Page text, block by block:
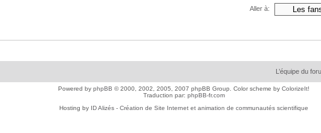
Aller à:
L’équipe du
Powered by phpBB © 2000, 2002, 2005, 2007 phpBB Group. Color scheme by ColorizeIt!
Traduction par: phpBB-fr.com
Hosting by ID Alizés - Création de Site Internet et animation de communautés scientifique